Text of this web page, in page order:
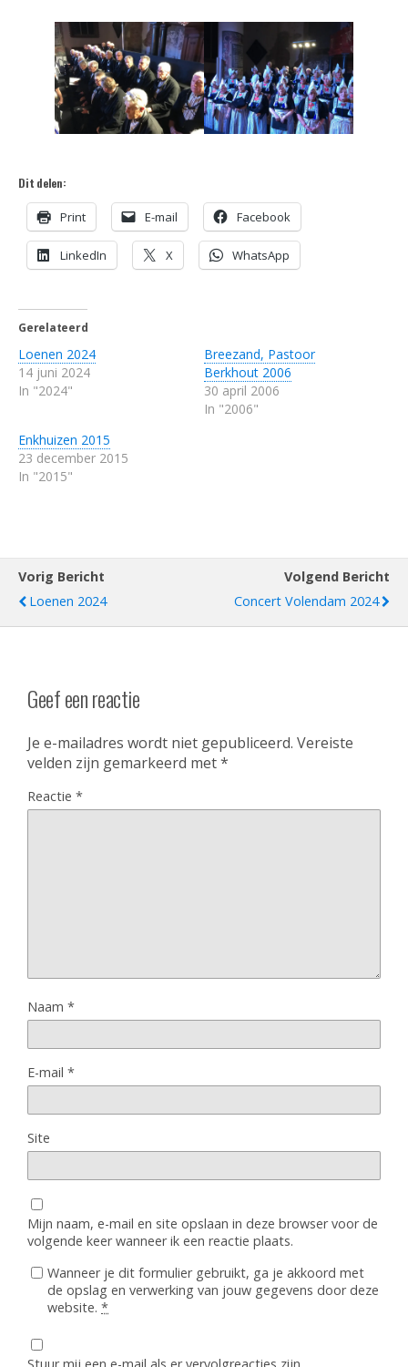
Dit delen:
Print E-mail Facebook
LinkedIn X WhatsApp
Gerelateerd
Loenen 2024
14 juni 2024
In "2024"
Breezand, Pastoor
Berkhout 2006
30 april 2006
In "2006"
Enkhuizen 2015
23 december 2015
In "2015"
Vorig Bericht
Loenen 2024
Volgend Bericht
Concert Volendam 2024
Geef een reactie
Je e-mailadres wordt niet gepubliceerd. Vereiste
velden zijn gemarkeerd met*
Reactie *
Naam *
E-mail *
Site
Mijn naam, e-mail en site opslaan in deze browser voor de
volgende keer wanneer ik een reactie plaats.
Wanneer je dit formulier gebruikt, ga je akkoord met
de opslag en verwerking van jouw gegevens door deze
website. *